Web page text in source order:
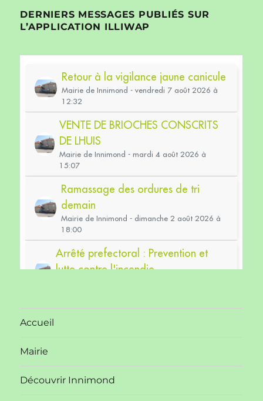
DERNIERS MESSAGES PUBLIÉS SUR
L’APPLICATION ILLIWAP
Accueil
Mairie
Découvrir Innimond